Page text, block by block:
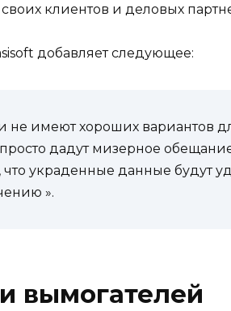
клиентов и деловых
добавляет следующее:
не имеют хороших вариантов
дадут мизерное
что украденные данные будут
».
вымогателей